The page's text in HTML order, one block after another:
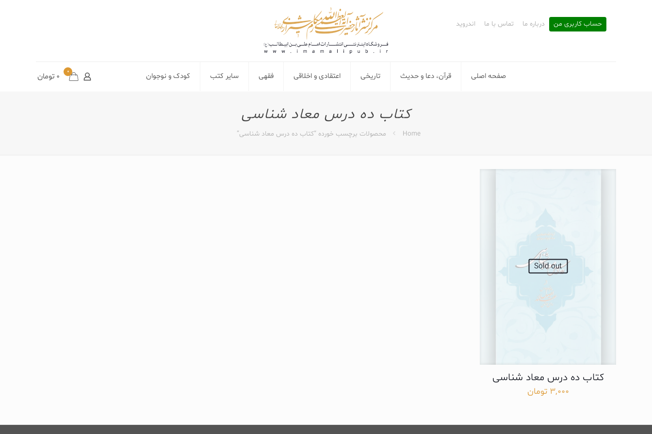
صفحه اصلی قرآن، دعا و حدیث تاریخی اعتقادی و اخلاقی فقهی سایر کتب کودک و نوجوان
حساب کاربری من درباره ما تماس با ما اندروید
0
0 تومان
کتاب ده درس معاد شناسی
Home محصولات برچسب خورده “کتاب ده درس معاد شناسی”
Sold out
کتاب ده درس معاد شناسی
3,000 تومان